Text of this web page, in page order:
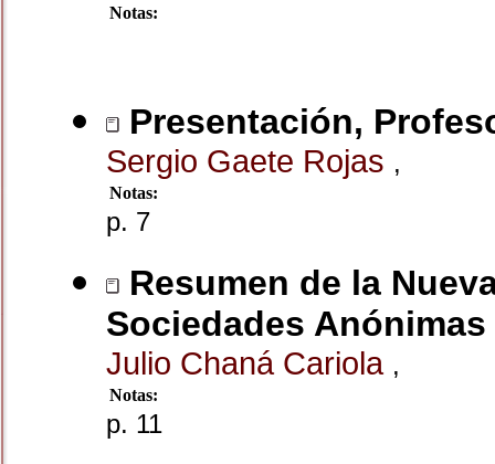
Notas:
Presentación,
Sergio Gaete Rojas ,
Notas:
p. 7
Resumen de la
Sociedades Anónimas
Julio Chaná Cariola ,
Notas:
p. 11